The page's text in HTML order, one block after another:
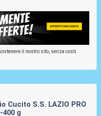
il nostro sito, senza costi
Cucito S.S. LAZIO PRO
g